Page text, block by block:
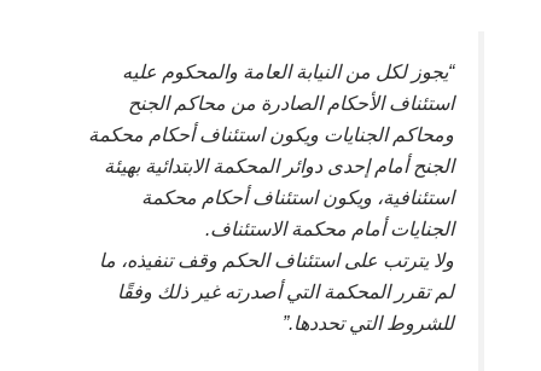
“يجوز لكل من النيابة العامة والمحكوم عليه
استئناف الأحكام الصادرة من محاكم الجنح
ومحاكم الجنايات ويكون استئناف أحكام محكمة
الجنح أمام إحدى دوائر المحكمة الابتدائية بهيئة
استئنافية، ويكون استئناف أحكام محكمة
الجنايات أمام محكمة الاستئناف.
ولا يترتب على استئناف الحكم وقف تنفيذه، ما
لم تقرر المحكمة التي أصدرته غير ذلك وفقًا
للشروط التي تحددها.”